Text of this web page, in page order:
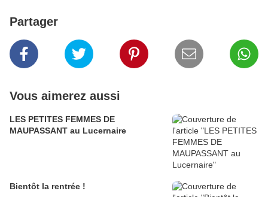
Partager
Vous aimerez aussi
LES PETITES FEMMES DE
MAUPASSANT au Lucernaire
Bientôt la rentrée !